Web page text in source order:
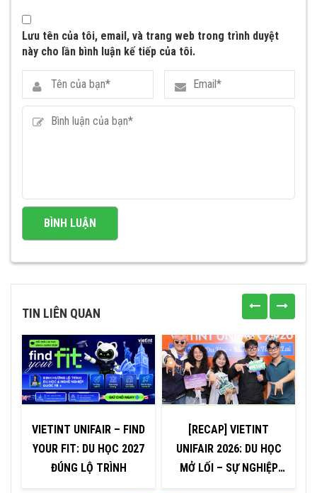
Lưu tên của tôi, email, và trang web trong trình duyệt
này cho lần bình luận kế tiếp của tôi.
TIN LIÊN QUAN
VIETINT UNIFAIR – FIND
YOUR FIT: DU HỌC 2027
ĐÚNG LỘ TRÌNH
[RECAP] VIETINT
UNIFAIR 2026: DU HỌC
MỞ LỐI – SỰ NGHIỆP